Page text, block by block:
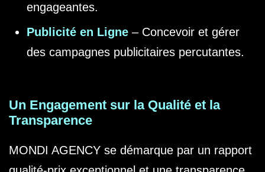
engageantes.
Publicité en Ligne – Concevoir et gérer
des campagnes publicitaires percutantes.
Un Engagement sur la Qualité et la
Transparence
MONDI AGENCY se démarque par un rapport